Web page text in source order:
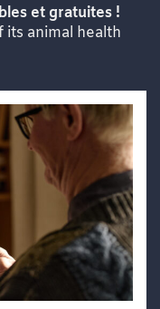
et gratuites !
its animal health